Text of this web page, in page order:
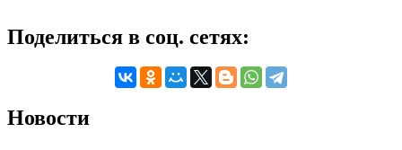
Поделиться в соц. сетях:
Новости